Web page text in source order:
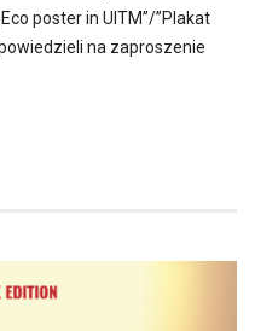
poster in UITM”/”Plakat
na zaproszenie